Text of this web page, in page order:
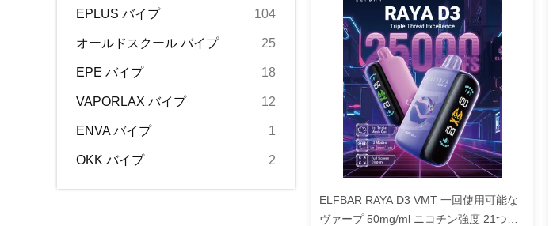
EPLUS バイプ 104
オールドスクール バイプ 25
EPE バイプ 18
VAPORLAX バイプ 12
ENVA バイプ 1
OKK バイプ 2
ELFBAR RAYA D3 VMT 一回使用可能な
ヴァープ 50mg/ml ニコチン強度 21つの